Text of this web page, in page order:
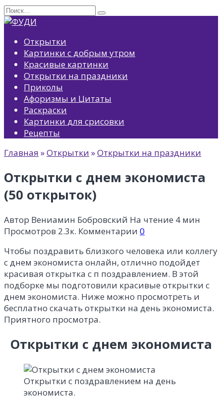
Перейти
к
Search
for:
Открытки
Картинки с добрым утром
Красивые картинки
Открытки на праздники
Приколы
Афоризмы и Цитаты
Раскраски
Картинки для срисовки
Рецепты
Главная »Открытки »Открытки на праздники
Открытки с днем экономиста
(50 открыток)
Автор Вениамин Бобровский На чтение 4 мин
Просмотров 2.3к. Комментарии 0
Чтобы поздравить близкого человека или коллегу
с днем экономиста онлайн, отлично подойдет
красивая открытка с п поздравлением. В этой
подборке мы подготовили красивые открытки с
днем экономиста. Ниже можно просмотреть и
бесплатно скачать открытки на день экономиста.
Приятного просмотра.
Открытки с днем экономиста
Открытки с поздравлением на день
экономиста.